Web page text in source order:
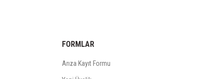
FORMLAR
Arıza Kayıt Formu